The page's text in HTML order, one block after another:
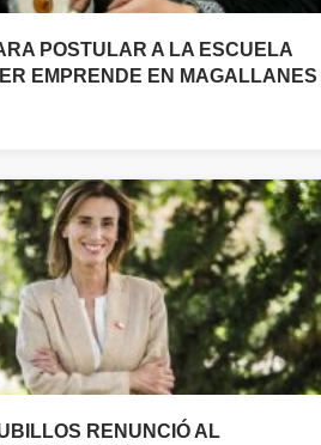
POSTULAR A LA ESCUELA
EMPRENDE EN MAGALLANES
RENUNCIÓ AL